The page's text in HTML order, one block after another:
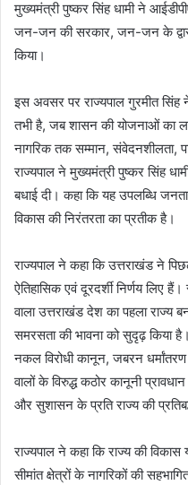
मुख्यमंत्री पुष्कर सिंह धामी ने
जन-जन की सरकार, जन-जन के
किया।
इस अवसर पर राज्यपाल गुरमीत
तभी है, जब शासन की योजनाओं का
नागरिक तक सम्मान, संवेदनशीलता,
राज्यपाल ने मुख्यमंत्री पुष्कर सिंह
बधाई दी। कहा कि यह उपलब्धि
विकास की निरंतरता का प्रतीक है।
राज्यपाल ने कहा कि उत्तराखंड ने
ऐतिहासिक एवं दूरदर्शी निर्णय लिए
वाला उत्तराखंड देश का पहला राज्य
समरसता की भावना को सुदृढ़ किया
नकल विरोधी कानून, जबरन
वालों के विरुद्ध कठोर कानूनी
और सुशासन के प्रति राज्य की
राज्यपाल ने कहा कि राज्य की
सीमांत क्षेत्रों के नागरिकों की